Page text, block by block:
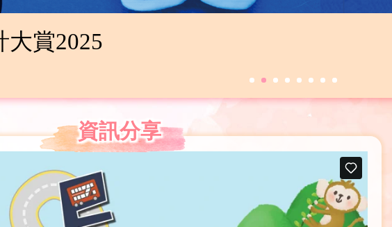
默症親子互動輔導的服務發展。
資訊分享